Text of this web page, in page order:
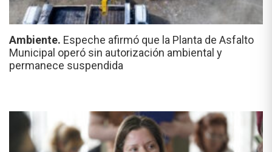
Ambiente. Espeche afirmó que la Planta de Asfalto
Municipal operó sin autorización ambiental y
permanece suspendida